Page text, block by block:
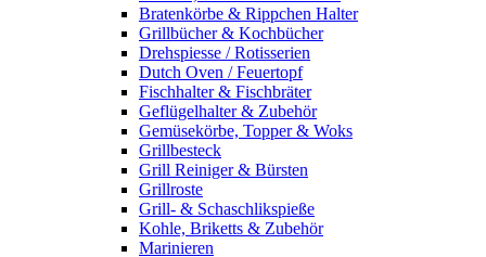
Bratenkörbe & Rippchen Halter
Grillbücher & Kochbücher
Drehspiesse / Rotisserien
Dutch Oven / Feuertopf
Fischhalter & Fischbräter
Geflügelhalter & Zubehör
Gemüsekörbe, Topper & Woks
Grillbesteck
Grill Reiniger & Bürsten
Grillroste
Grill- & Schaschlikspieße
Kohle, Briketts & Zubehör
Marinieren